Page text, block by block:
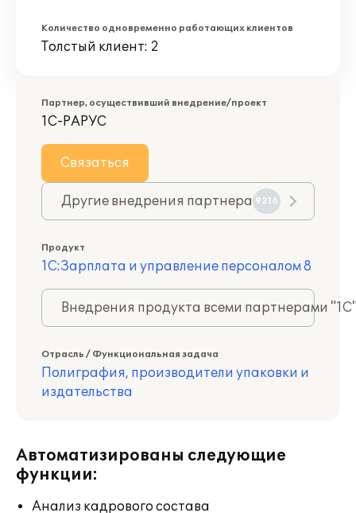
Количество одновременно работающих клиентов
Толстый клиент: 2
Партнер, осуществивший внедрение/проект
1С-РАРУС
Связаться
Другие внедрения партнера 9216
Продукт
1С:Зарплата и управление персоналом 8
Внедрения продукта всеми партнерами
Отрасль / Функциональная задача
Полиграфия, производители упаковки и
издательства
Автоматизированы следующие
функции:
Анализ кадрового состава